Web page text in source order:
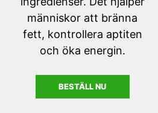
människor att bränna
fett, kontrollera aptiten
och öka energin.
BESTÄLL NU